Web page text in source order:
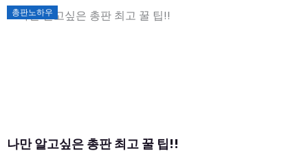
총판노하우
나만 알고싶은 총판 최고 꿀 팁!!
Posted
on